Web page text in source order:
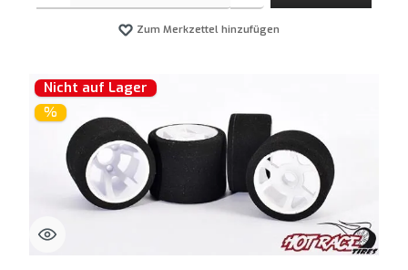
Zum Merkzettel hinzufügen
Nicht auf Lager
%